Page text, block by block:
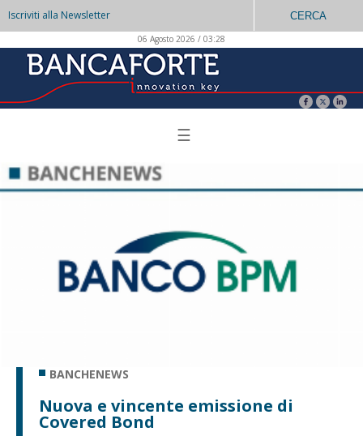
Iscriviti alla Newsletter CERCA
06 Agosto 2026 / 03:28
☰
BANCHENEWS
Nuova e vincente emissione di
Covered Bond